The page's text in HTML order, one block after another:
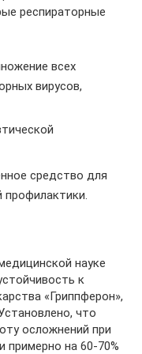
респираторные
всех
вирусов,
средство для
профилактики.
науке
к
«Гриппферон»,
что
осложнений при
примерно на 60-70%